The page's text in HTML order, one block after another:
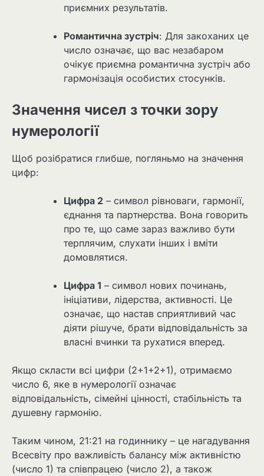
приємних результатів.
Романтична зустріч: Для закоханих це
число означає, що вас незабаром
очікує приємна романтична зустріч або
гармонізація особистих стосунків.
Значення чисел з точки зору
нумерології
Щоб розібратися глибше, погляньмо на значення
цифр:
Цифра 2 – символ рівноваги, гармонії,
єднання та партнерства. Вона говорить
про те, що саме зараз важливо бути
терплячим, слухати інших і вміти
домовлятися.
Цифра 1 – символ нових починань,
ініціативи, лідерства, активності. Це
означає, що настав сприятливий час
діяти рішуче, брати відповідальність за
власні вчинки та рухатися вперед.
Якщо скласти всі цифри (2+1+2+1), отримаємо
число 6, яке в нумерології означає
відповідальність, сімейні цінності, стабільність та
душевну гармонію.
Таким чином, 21:21 на годиннику – це нагадування
Всесвіту про важливість балансу між активністю
(число 1) та співпрацею (число 2), а також